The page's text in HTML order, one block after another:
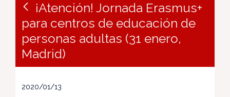
¡Atención! Jornada Erasmus+
para centros de educación de
personas adultas (31 enero,
Madrid)
2020/01/13